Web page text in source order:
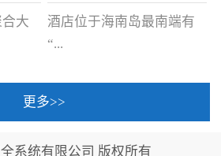
大
酒店位于海南岛最南端有
“...
中国的海岛天堂”之美称的
更多>>
系统有限公司 版权所有